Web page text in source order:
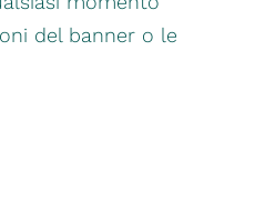
del banner o le